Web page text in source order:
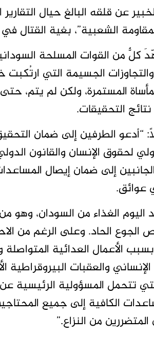
عن قلقه البالغ حيال
الشعبية”، بغية القتال
كلٌّ من القوات المسلحة
والتجاوزات الجسيمة التي
المستمرة، ولكن لم يتم، حتى
التحقيقات.
“أدعو الطرفين إلى ضمان
لحقوق الإنسان والقانون
الجانبين إلى ضمان إيصال
عوائق.
الحاد. وعلى الرغم من
بسبب الأعمال العدائية
والعقبات
تتحمل المسؤولية الرئيسية
الكافية إلى جميع
من النزاع.”